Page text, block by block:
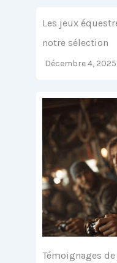
Les jeux
notre sélection
Décembre 4, 2025
Témoignages